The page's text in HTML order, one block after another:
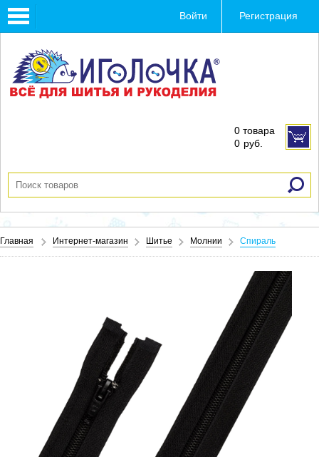
Toggle
navigation
Войти Регистрация
0 товара
0 руб.
Главная Интернет-магазин Шитье Молнии Спираль